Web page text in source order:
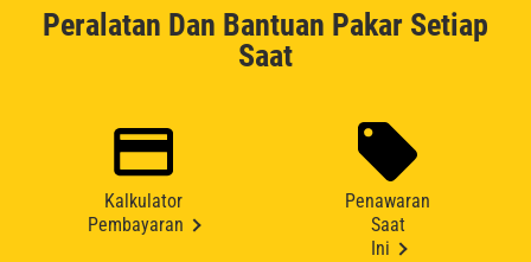
Peralatan Dan Bantuan Pakar Setiap
Saat
Kalkulator
Pembayaran
Penawaran
Saat
Ini